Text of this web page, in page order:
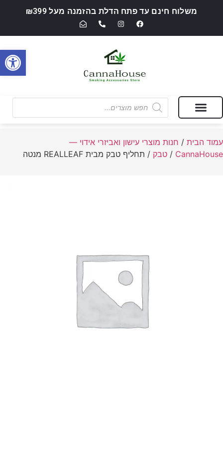
משלוח חינם עד פתח הדלת בהזמנה מעל ₪399
עמוד הבית / חנות מוצרי עישון ואביזרי אידוי —
CannaHouse
/ טבק / תחליף טבק מבית REALLEAF מנטה
פתח